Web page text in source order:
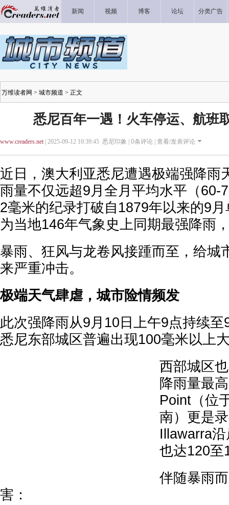
新闻 视频 博客 论坛 分类广告
万维读者网 > 城市频道 > 正文
悉尼百年一遇！火车停运、航班
www.creaders.net| 2025-09-12 10:39:45 悉尼印象 | 0条评论 | 查看/发表评论
近日，澳大利亚悉尼遭遇极端强降雨
雨量不仅远超9月全月平均水平（60-
2毫米的纪录打破自1879年以来的9
为当地146年气象史上同期最强降雨
暴雨、狂风与龙卷风接踵而至，给城
来严重冲击。
极端天气肆虐，城市险情频发
此次强降雨从9月10日上午9点持续
悉尼东部城区普遍出现100毫米以上
西部城区
降雨量最
Point（位
南）更是
Illawarra
也达120至
伴随暴雨
害：